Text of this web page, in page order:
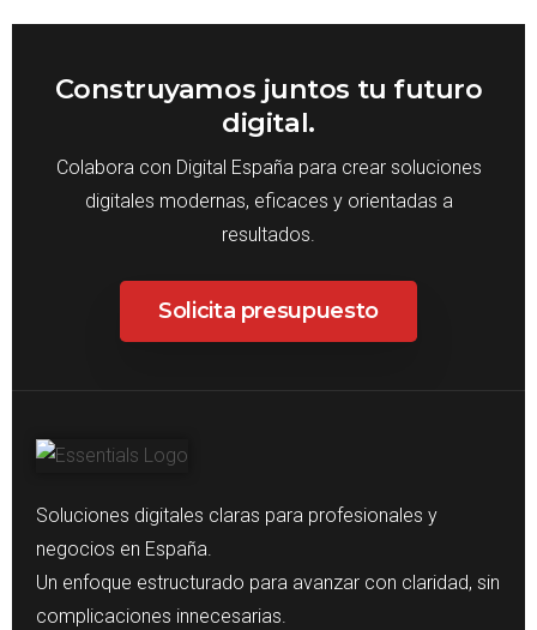
Construyamos juntos tu futuro
digital.
Colabora con Digital España para crear soluciones
digitales modernas, eficaces y orientadas a
resultados.
Solicita presupuesto
Soluciones digitales claras para profesionales y
negocios en España.
Un enfoque estructurado para avanzar con claridad, sin
complicaciones innecesarias.